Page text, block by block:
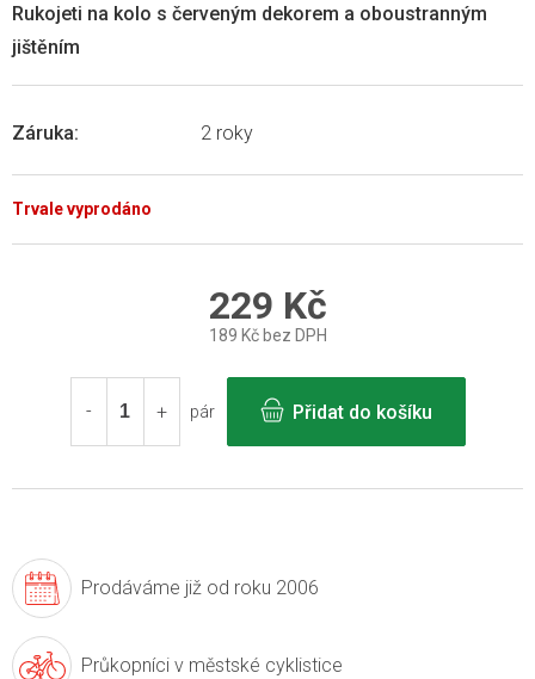
Trvale vyprodáno
Záruka: 2 roky
Rukojeti na kolo s červeným dekorem a oboustranným
jištěním
229 Kč
189 Kč bez DPH
cena:
pár
Přidat do košíku
Prodáváme již od roku 2006
Průkopníci v městské cyklistice